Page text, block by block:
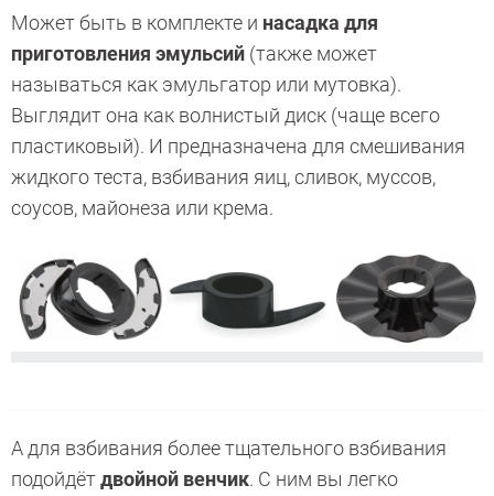
Может быть в комплекте и насадка для
приготовления эмульсий (также может
называться как эмульгатор или мутовка).
Выглядит она как волнистый диск (чаще всего
пластиковый). И предназначена для смешивания
жидкого теста, взбивания яиц, сливок, муссов,
соусов, майонеза или крема.
А для взбивания более тщательного взбивания
подойдётдвойной венчик. С ним вы легко